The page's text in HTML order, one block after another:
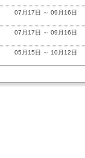
07月17日 ～ 09月16日
07月17日 ～ 09月16日
05月15日 ～ 10月12日